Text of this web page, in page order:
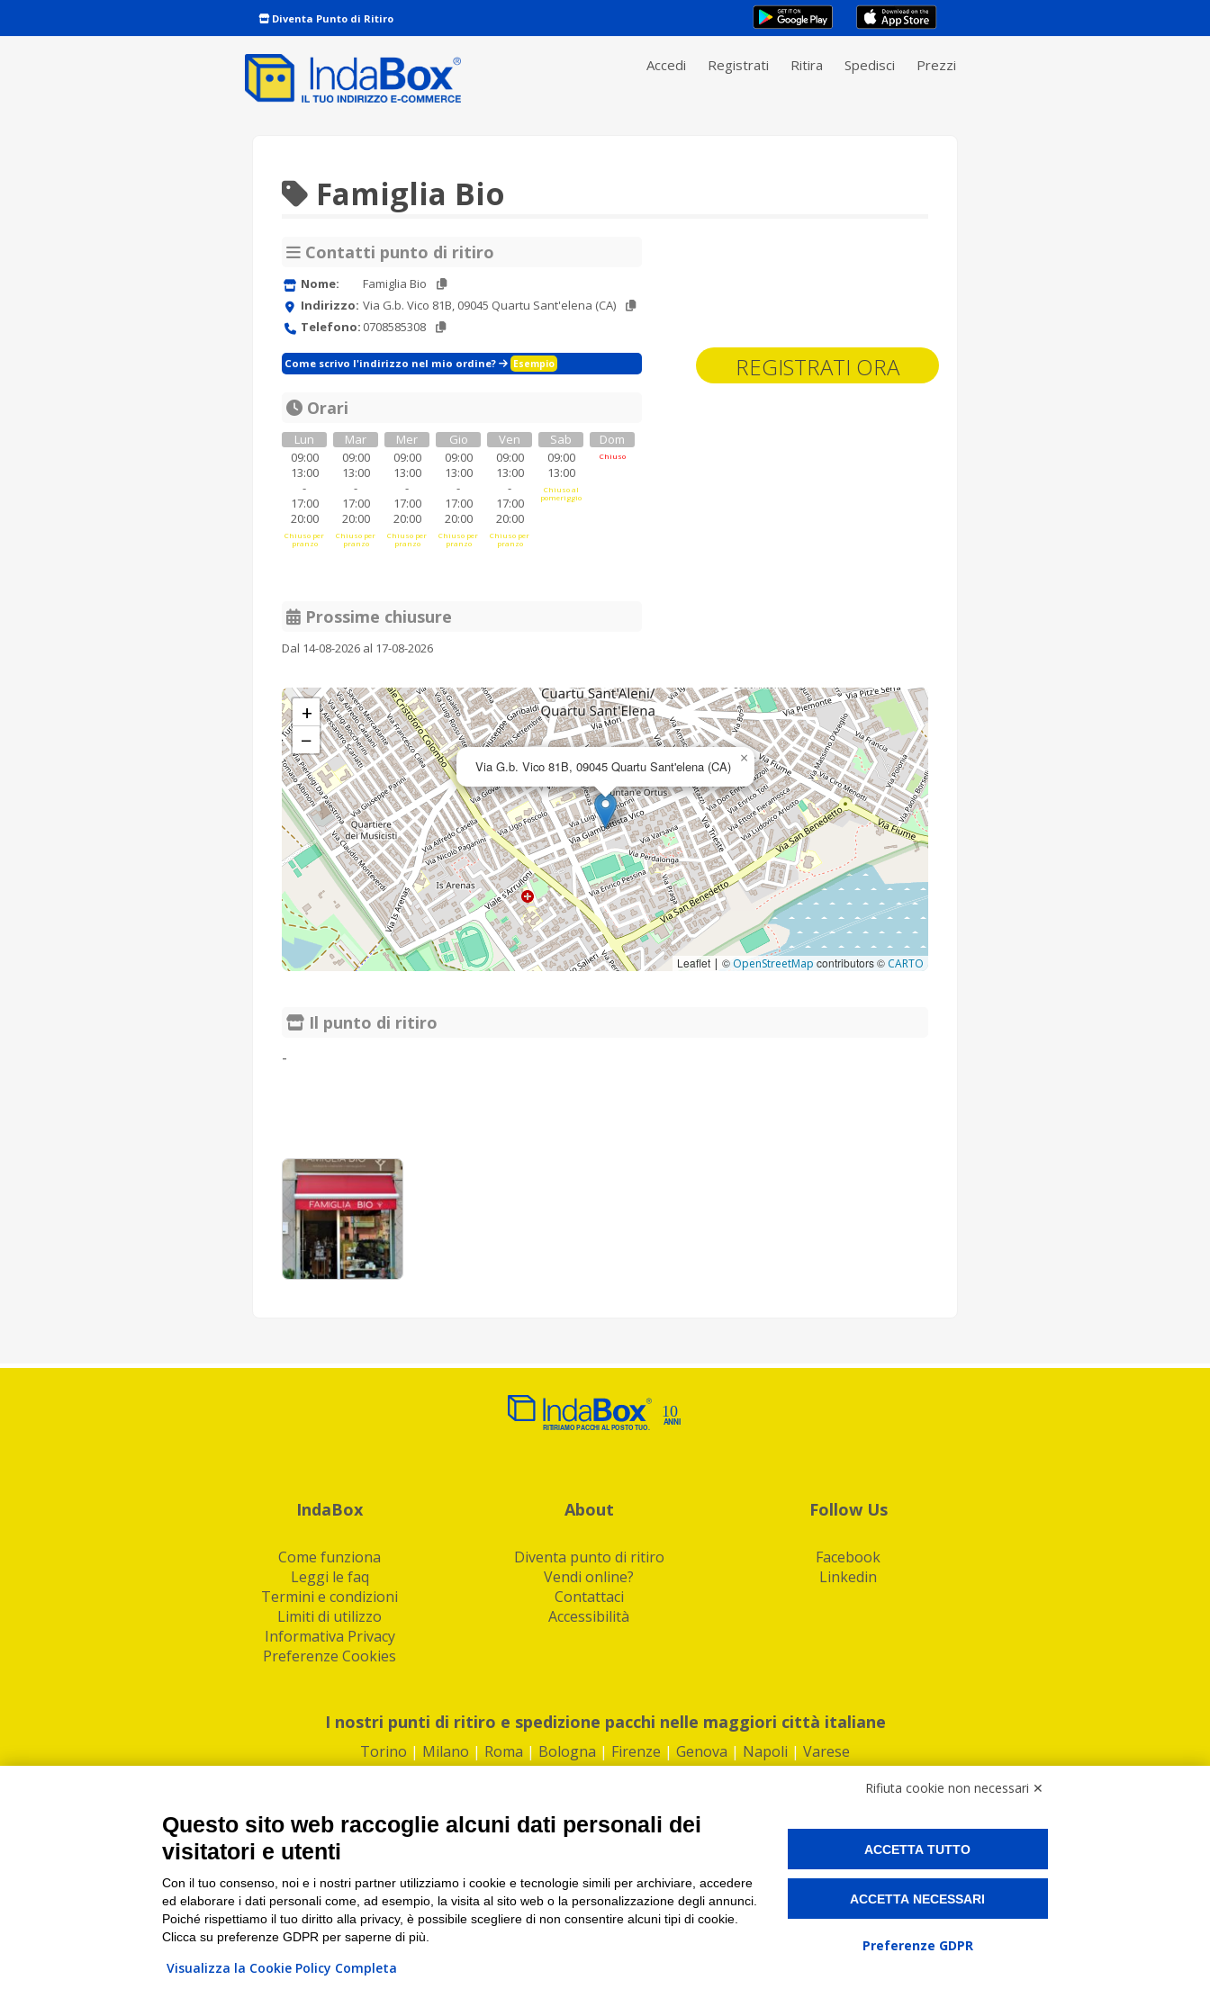
Diventa Punto di Ritiro
Accedi Registrati Ritira Spedisci Prezzi
REGISTRATI ORA
Famiglia Bio
Contatti punto di ritiro
Nome:
Famiglia Bio
Indirizzo: Via G.b. Vico 81B, 09045 Quartu Sant'elena (CA)
Telefono: 0708585308
Come scrivo l'indirizzo nel mio ordine? Esempio
Orari
Lun
09:00
13:00
-
17:00
20:00
Chiuso per
pranzo
Mar
09:00
13:00
-
17:00
20:00
Chiuso per
pranzo
Mer
09:00
13:00
-
17:00
20:00
Chiuso per
pranzo
Gio
09:00
13:00
-
17:00
20:00
Chiuso per
pranzo
Ven
09:00
13:00
-
17:00
20:00
Chiuso per
pranzo
Sab
09:00
13:00
Chiuso al
pomeriggio
Dom
Chiuso
Prossime chiusure
Dal 14-08-2026 al 17-08-2026
Via G.b. Vico 81B, 09045 Quartu Sant'elena (CA) ×
+
−
Leaflet | ©OpenStreetMap contributors © CARTO
Il punto di ritiro
-
IndaBox
Come funziona
Leggi le faq
Termini e condizioni
Limiti di utilizzo
Informativa Privacy
Preferenze Cookies
About
Diventa punto di ritiro
Vendi online?
Contattaci
Accessibilità
Follow Us
Facebook
Linkedin
I nostri punti di ritiro e spedizione pacchi nelle maggiori città italiane
Torino | Milano | Roma | Bologna | Firenze | Genova | Napoli | Varese
PI/CF/N°Iscr.: 10821360012 | REA: RM 1494760 | Cap.Soc.: 50.000€ |Whistleblowing|Privacy|Preferenze Cookies
IndaBox | Oltre 11.500 punti di ritiro tra Bar, Tabaccai, Edicole e Kipoint per ritirare i tuoi acquisti online e spedire i tuoi pacchi.
Rifiuta cookie non necessari ✕
Questo sito web raccoglie alcuni dati personali dei
visitatori e utenti
Con il tuo consenso, noi e i nostri partner utilizziamo i cookie e tecnologie simili per archiviare, accedere
ed elaborare i dati personali come, ad esempio, la visita al sito web o la personalizzazione degli annunci.
Poiché rispettiamo il tuo diritto alla privacy, è possibile scegliere di non consentire alcuni tipi di cookie.
Clicca su preferenze GDPR per saperne di più.
Visualizza la Cookie Policy Completa
ACCETTA TUTTO
ACCETTA NECESSARI
Preferenze GDPR